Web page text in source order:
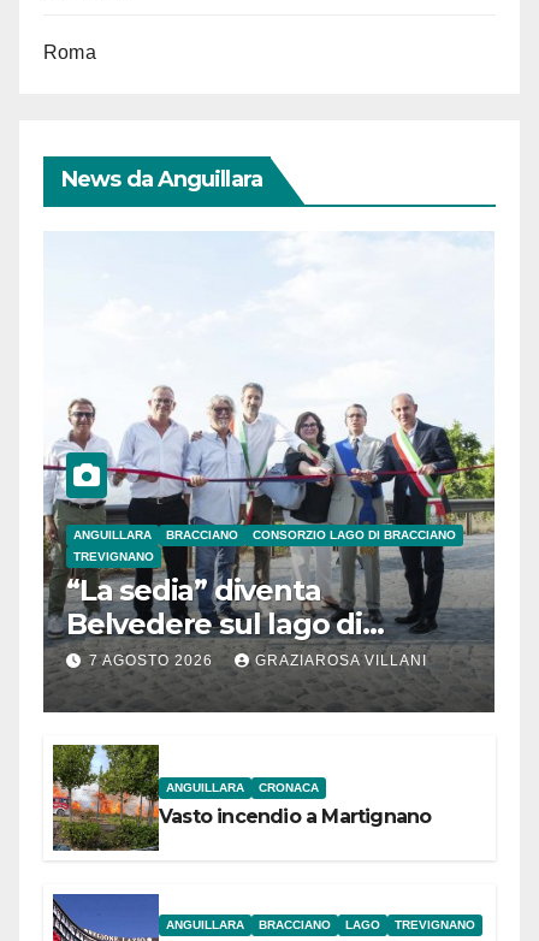
Roma
News da Anguillara
ANGUILLARA BRACCIANO
CONSORZIO LAGO DI BRACCIANO
TREVIGNANO
“La sedia” diventa
Belvedere sul lago di
Bracciano: ieri
l’inaugurazione
7 AGOSTO 2026 GRAZIAROSA VILLANI
ANGUILLARA CRONACA
Vasto incendio a Martignano
ANGUILLARA BRACCIANO LAGO TREVIGNANO